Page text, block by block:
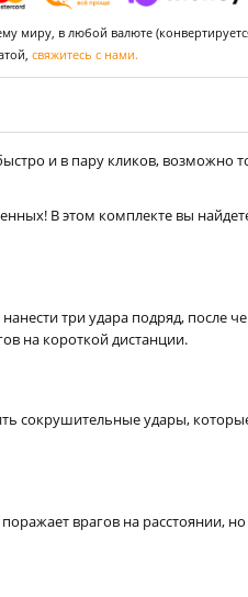
миру, в любой валюте
свяжитесь с нами.
и в пару кликов, возможно
В этом комплекте вы
три удара подряд, после
на короткой дистанции.
сокрушительные удары,
врагов на расстоянии,